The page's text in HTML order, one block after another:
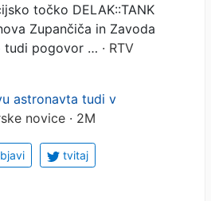
točko DELAK::TANK
Zupančiča in Zavoda
tudi pogovor … · RTV
astronavta tudi v
novice · 2M
tvitaj